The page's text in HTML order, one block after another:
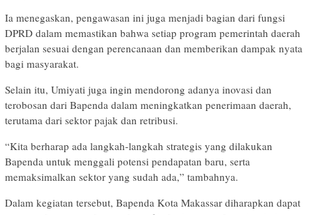
Ia menegaskan, pengawasan ini juga menjadi bagian dari fungsi
DPRD dalam memastikan bahwa setiap program pemerintah daerah
berjalan sesuai dengan perencanaan dan memberikan dampak nyata
bagi masyarakat.
Selain itu, Umiyati juga ingin mendorong adanya inovasi dan
terobosan dari Bapenda dalam meningkatkan penerimaan daerah,
terutama dari sektor pajak dan retribusi.
“Kita berharap ada langkah-langkah strategis yang dilakukan
Bapenda untuk menggali potensi pendapatan baru, serta
memaksimalkan sektor yang sudah ada,” tambahnya.
Dalam kegiatan tersebut, Bapenda Kota Makassar diharapkan dapat